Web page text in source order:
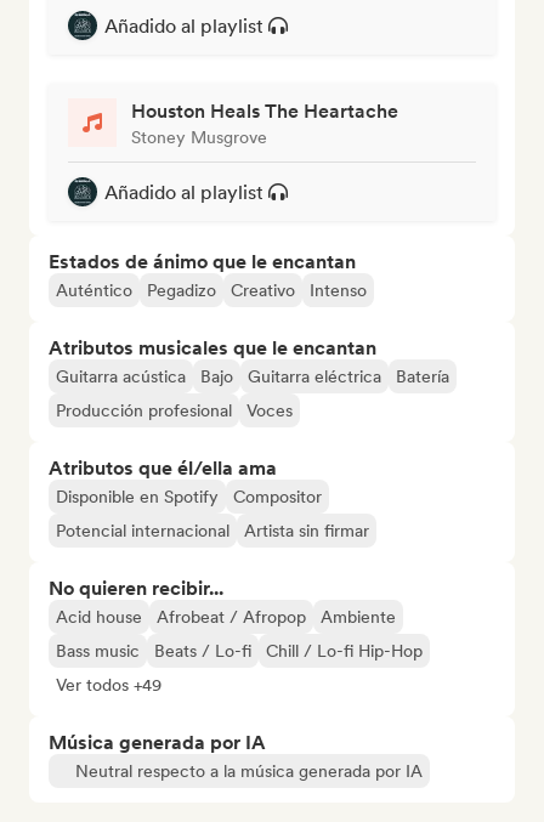
Añadido al playlist
Houston Heals The Heartache
Stoney Musgrove
Añadido al playlist
Estados de ánimo que le encantan
Auténtico Pegadizo Creativo Intenso
Atributos musicales que le encantan
Guitarra acústica Bajo Guitarra eléctrica
Batería
Producción profesional
Voces
Atributos que él/ella ama
Disponible en Spotify
Compositor
Potencial internacional
Artista sin firmar
No quieren recibir...
Acid house Afrobeat / Afropop
Ambiente
Bass music
Beats / Lo-fi
Chill / Lo-fi Hip-Hop
Ver todos +49
Música generada por IA
Neutral respecto a la música generada por IA